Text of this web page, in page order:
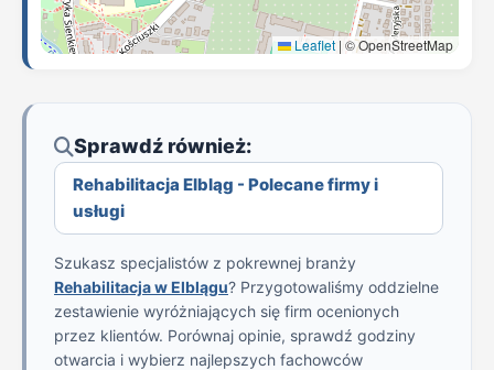
Leaflet | © OpenStreetMap
Sprawdź również:
Rehabilitacja Elbląg - Polecane firmy i
usługi
Szukasz specjalistów z pokrewnej branży
Rehabilitacja w Elblągu? Przygotowaliśmy oddzielne
zestawienie wyróżniających się firm ocenionych
przez klientów. Porównaj opinie, sprawdź godziny
otwarcia i wybierz najlepszych fachowców